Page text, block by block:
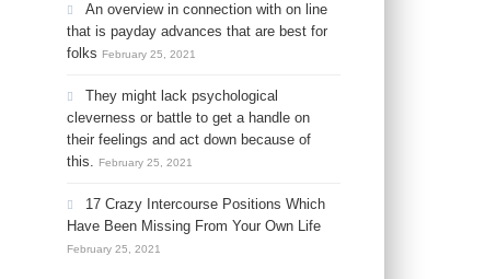
An overview in connection with on line
that is payday advances that are best for
folks February 25, 2021
They might lack psychological
cleverness or battle to get a handle on
their feelings and act down because of
this. February 25, 2021
17 Crazy Intercourse Positions Which
Have Been Missing From Your Own Life
February 25, 2021